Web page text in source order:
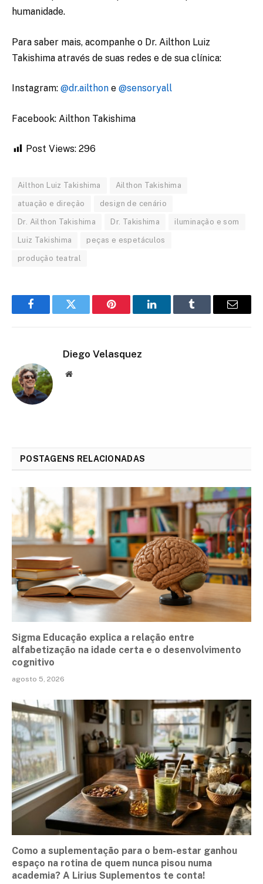
humanidade.
Para saber mais, acompanhe o Dr. Ailthon Luiz
Takishima através de suas redes e de sua clínica:
Instagram: @dr.ailthon e @sensoryall
Facebook: Ailthon Takishima
Post Views: 296
Ailthon Luiz Takishima Ailthon Takishima
atuação e direção design de cenário
Dr. Ailthon Takishima Dr. Takishima iluminação e som
Luiz Takishima peças e espetáculos
produção teatral
FacebookTwitter Pinterest LinkedInTumblr Email
Diego Velasquez
Website
POSTAGENS RELACIONADAS
Sigma Educação explica a relação entre
alfabetização na idade certa e o desenvolvimento
cognitivo
agosto 5, 2026
Como a suplementação para o bem-estar ganhou
espaço na rotina de quem nunca pisou numa
academia? A Lirius Suplementos te conta!